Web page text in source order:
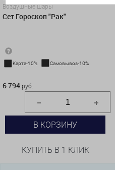
Воздушные шары
Сет Гороскоп "Рак"
Карта-10% Самовывоз-10%
6 794 руб.
В КОРЗИНУ
КУПИТЬ В 1 КЛИК